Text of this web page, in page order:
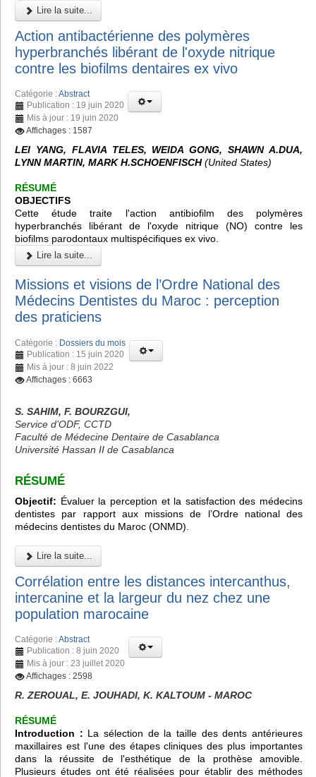
Lire la suite...
Action antibactérienne des polymères
hyperbranchés libérant de l'oxyde nitrique
contre les biofilms dentaires ex vivo
Catégorie :Abstract
Publication : 19 juin 2020
Mis à jour : 19 juin 2020
Affichages : 1587
LEI YANG, FLAVIA TELES, WEIDA GONG, SHAWN A.DUA,
LYNN MARTIN, MARK H.SCHOENFISCH(United States)
RÉSUMÉ
OBJECTIFS
Cette étude traite l'action antibiofilm des polymères
hyperbranchés libérant de l'oxyde nitrique (NO) contre les
biofilms parodontaux multispécifiques ex vivo.
Lire la suite...
Missions et visions de l’Ordre National des
Médecins Dentistes du Maroc : perception
des praticiens
Catégorie : Dossiers du mois
Publication : 15 juin 2020
Mis à jour : 8 juin 2022
Affichages : 6663
S. SAHIM, F. BOURZGUI,
Service d’ODF, CCTD
Faculté de Médecine Dentaire de Casablanca
Université Hassan II de Casablanca
RÉSUMÉ
Objectif: Évaluer la perception et la satisfaction des médecins
dentistes par rapport aux missions de l’Ordre national des
médecins dentistes du Maroc (ONMD).
Lire la suite...
Corrélation entre les distances intercanthus,
intercanine et la largeur du nez chez une
population marocaine
Catégorie :Abstract
Publication : 8 juin 2020
Mis à jour : 23 juillet 2020
Affichages : 2598
R. ZEROUAL, E. JOUHADI, K. KALTOUM - MAROC
RÉSUMÉ
Introduction : La sélection de la taille des dents antérieures
maxillaires est l'une des étapes cliniques des plus importantes
dans la réussite de l'esthétique de la prothèse amovible.
Plusieurs études ont été réalisées pour établir des méthodes